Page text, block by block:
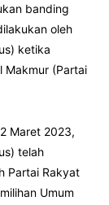
banding
oleh
ketika
Makmur (Partai
Maret 2023,
telah
Partai Rakyat
Umum